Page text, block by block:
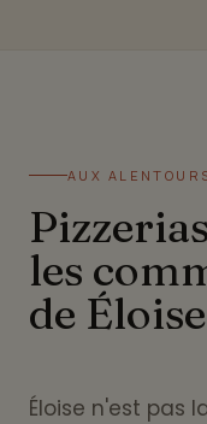
AUX
les
de Éloise
Éloise n'est pas